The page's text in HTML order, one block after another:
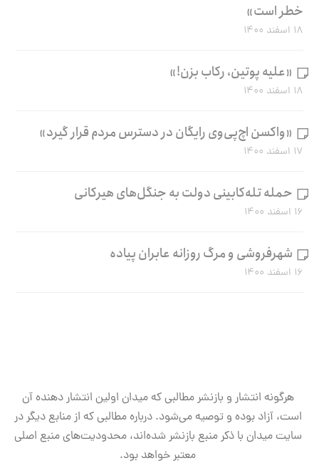
خطر است»
۱۸ اسفند ۱۴۰۰
«علیه پوتین، رکاب بزن!»
۱۸ اسفند ۱۴۰۰
«واکسن اچ‌پی‌وی رایگان در دسترس مردم قرار گیرد»
۱۷ اسفند ۱۴۰۰
حمله تله‌کابینی دولت به جنگل‌های هیرکانی
۱۶ اسفند ۱۴۰۰
شهرفروشی و مرگ روزانه عابران پیاده
۱۶ اسفند ۱۴۰۰
هرگونه انتشار و بازنشر مطالبی که میدان اولین انتشار دهنده آن
است، آزاد بوده و توصیه می‌شود. درباره مطالبی که از منابع دیگر در
سایت میدان با ذکر منبع بازنشر شده‌اند، محدودیت‌های منبع اصلی
معتبر خواهد بود.